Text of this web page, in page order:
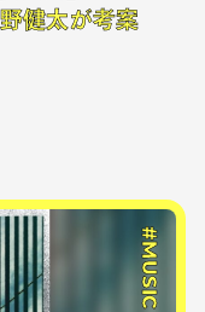
野健太が考案
#MUSIC